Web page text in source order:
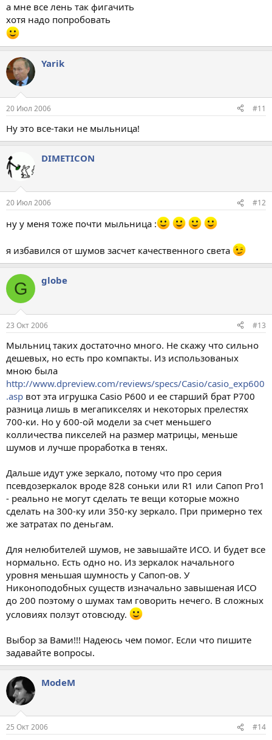
а мне все лень так фигачить
хотя надо попробовать
Yarik
20 Июл 2006 #11
Ну это все-таки не мыльница!
DIMETICON
20 Июл 2006 #12
ну у меня тоже почти мыльница :
я избавился от шумов засчет качественного света
G globe
23 Окт 2006 #13
Мыльниц таких достаточно много. Не скажу что сильно
дешевых, но есть про компакты. Из использованых
мною была
http://www.dpreview.com/reviews/specs/Casio/casio_exp600
.asp вот эта игрушка Casio P600 и ее старший брат P700
разница лишь в мегапикселях и некоторых прелестях
700-ки. Но у 600-ой модели за счет меньшего
колличества пикселей на размер матрицы, меньше
шумов и лучше проработка в тенях.
Дальше идут уже зеркало, потому что про серия
псевдозеркалок вроде 828 соньки или R1 или Сапоп Pro1
- реально не могут сделать те вещи которые можно
сделать на 300-ку или 350-ку зеркало. При примерно тех
же затратах по деньгам.
Для нелюбителей шумов, не завышайте ИСО. И будет все
нормально. Есть одно но. Из зеркалок начального
уровня меньшая шумность у Сапоп-ов. У
Никоноподобных существ изначально завышеная ИСО
до 200 поэтому о шумах там говорить нечего. В сложных
условиях ползут отовсюду.
Выбор за Вами!!! Надеюсь чем помог. Если что пишите
задавайте вопросы.
ModeM
25 Окт 2006 #14